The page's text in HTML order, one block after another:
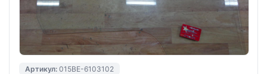
Артикул: 015BE-6103102